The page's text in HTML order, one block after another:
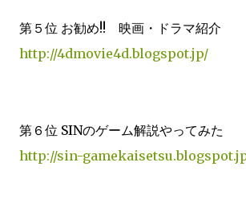
第５位 お勧め!! 映画・ドラマ紹介
http://4dmovie4d.blogspot.jp/
第６位 SINのゲーム解説やってみた
http://sin-